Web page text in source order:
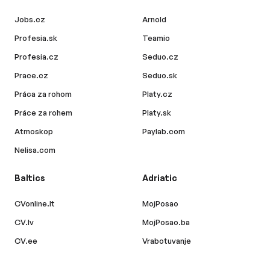
Jobs.cz
Profesia.sk
Profesia.cz
Prace.cz
Práca za rohom
Práce za rohem
Atmoskop
Nelisa.com
Arnold
Teamio
Seduo.cz
Seduo.sk
Platy.cz
Platy.sk
Paylab.com
Baltics
CVonline.lt
CV.lv
CV.ee
Adriatic
MojPosao
MojPosao.ba
Vrabotuvanje